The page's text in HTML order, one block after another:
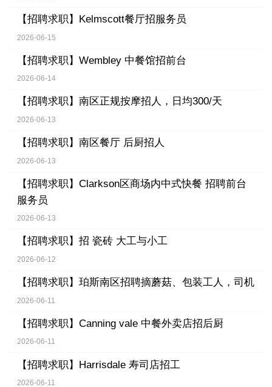
【招聘求职】 Kelmscott餐厅招服务员
2026-06-15
【招聘求职】 Wembley 中餐馆招前台
2026-06-14
【招聘求职】 南区正规按摩招人，日均300/天
2026-06-13
【招聘求职】 南区餐厅 后厨招人
2026-06-13
【招聘求职】 Clarkson区商场内中式快餐 招聘前台
服务员
2026-06-13
【招聘求职】 招 瓷砖 大工与小工
2026-06-12
【招聘求职】 珀斯南区招聘摘蘑菇、包装工人，司机
2026-06-11
【招聘求职】 Canning vale 中餐外卖店招后厨
2026-06-11
【招聘求职】 Harrisdale 寿司店招工
2026-06-11